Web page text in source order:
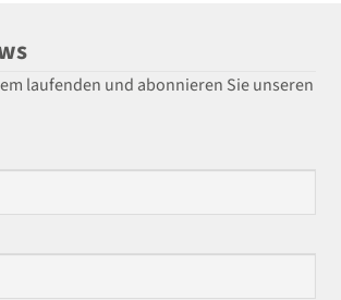
laufenden und abonnieren Sie unseren